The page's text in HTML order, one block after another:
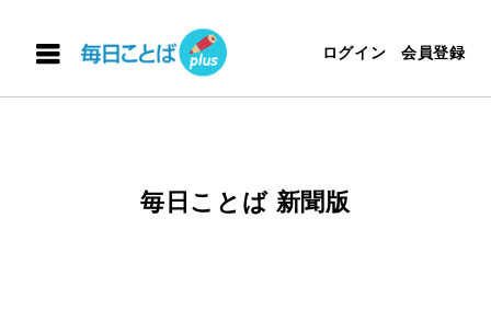
ログイン 会員登録
毎日ことば 新聞版